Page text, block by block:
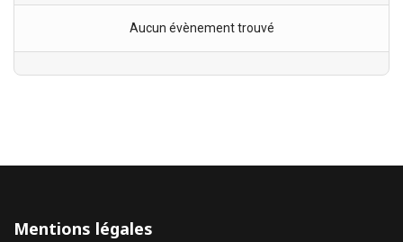
Aucun évènement trouvé
Mentions légales